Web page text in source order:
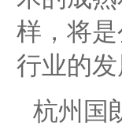
样，将
行业的
杭州国